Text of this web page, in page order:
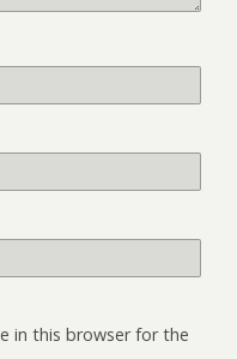
in this browser for the